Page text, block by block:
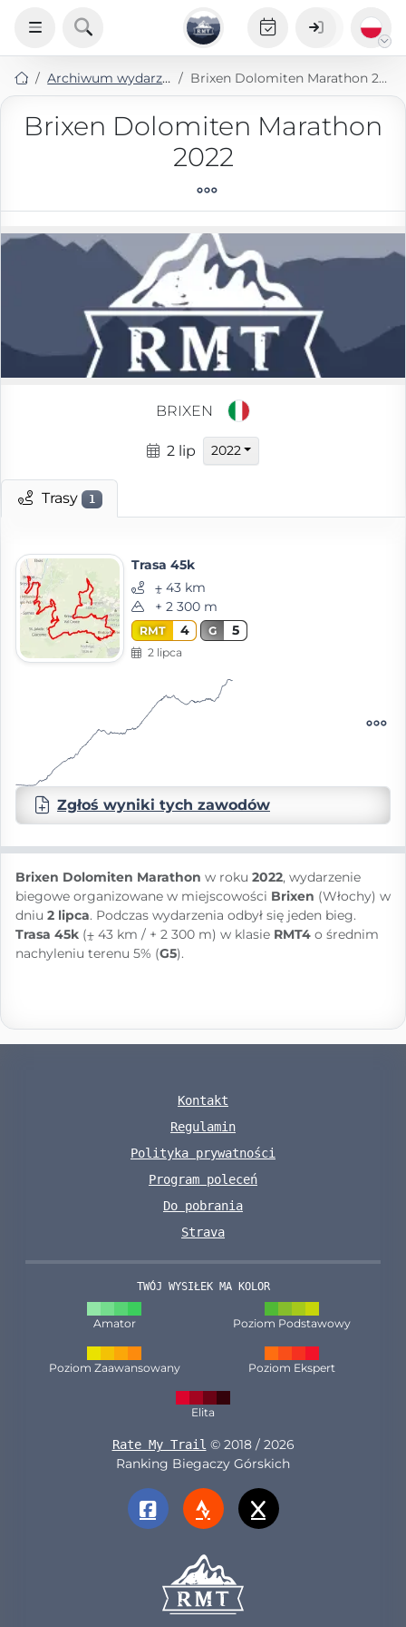
Archiwum wydarzeń Brixen Dolomiten Marathon 2022
Brixen Dolomiten Marathon
2022
BRIXEN
2 lip 2022
Trasy 1
Trasa 45k
⨦ 43 km
+ 2 300 m
RMT 4 G 5
2 lipca
Zgłoś wyniki tych zawodów
Brixen Dolomiten Marathon w roku 2022, wydarzenie
biegowe organizowane w miejscowości Brixen (Włochy) w
dniu 2 lipca. Podczas wydarzenia odbył się jeden bieg.
Trasa 45k (⨦ 43 km / + 2 300 m) w klasie RMT4 o średnim
nachyleniu terenu 5% (G5).
Kontakt
Regulamin
Polityka prywatności
Program poleceń
Do pobrania
Strava
TWÓJ WYSIŁEK MA KOLOR
Amator Poziom Podstawowy
Poziom Zaawansowany Poziom Ekspert
Elita
Rate My Trail © 2018 / 2026
Ranking Biegaczy Górskich